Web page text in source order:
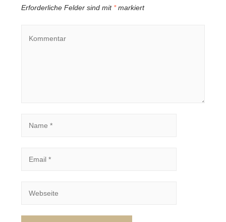
Erforderliche Felder sind mit *markiert